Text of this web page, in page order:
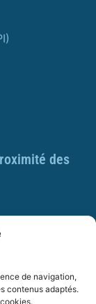
de navigation,
contenus adaptés.
des
des TMS